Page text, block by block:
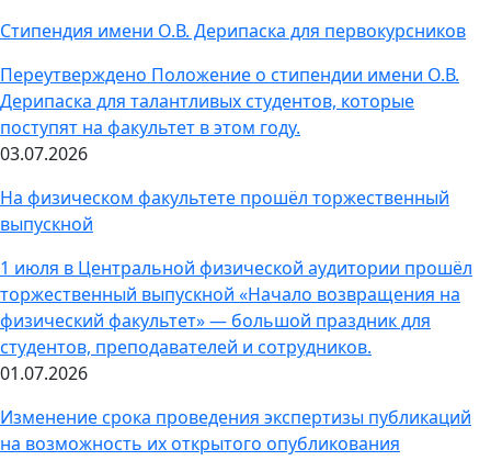
Стипендия имени О.В. Дерипаска для первокурсников
Переутверждено Положение о стипендии имени О.В.
Дерипаска для талантливых студентов, которые
поступят на факультет в этом году.
03.07.2026
На физическом факультете прошёл торжественный
выпускной
1 июля в Центральной физической аудитории прошёл
торжественный выпускной «Начало возвращения на
физический факультет» — большой праздник для
студентов, преподавателей и сотрудников.
01.07.2026
Изменение срока проведения экспертизы публикаций
на возможность их открытого опубликования